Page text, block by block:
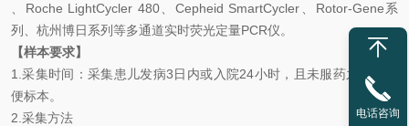
Roche LightCycler 480、 Cepheid SmartCycler Rotor-Gene系
列、杭州博日系列等多通道实时荧光定量PCR仪。
【样本要求】
1 采集时间：采集患儿发病3日内或入院24小时，且未服药之前的粪
便标本。
2 采集方法
电话咨询